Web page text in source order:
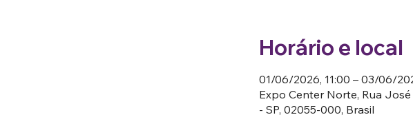
Horário e local
01/06/2026, 11:00 – 03/06/
Expo Center Norte, Rua
- SP, 02055-000, Brasil